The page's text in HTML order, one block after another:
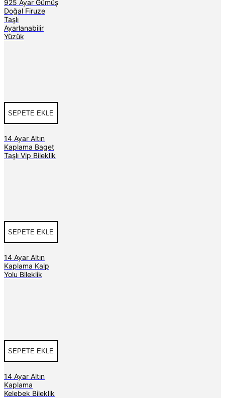
925 Ayar Gümüş
Doğal Firuze
Taşlı
Ayarlanabilir
Yüzük
SEPETE EKLE
14 Ayar Altın
Kaplama Baget
Taşlı Vip Bileklik
SEPETE EKLE
14 Ayar Altın
Kaplama Kalp
Yolu Bileklik
SEPETE EKLE
14 Ayar Altın
Kaplama
Kelebek Bileklik